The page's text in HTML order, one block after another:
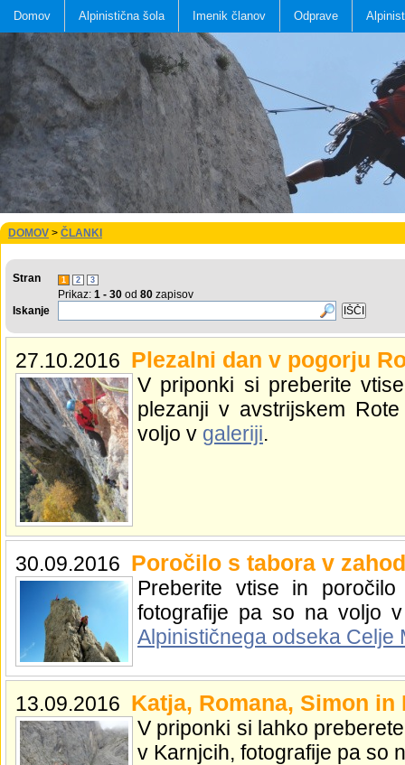
Domov Alpinistična šola Imenik članov Odprave
DOMOV > ČLANKI
Stran 1 2 3
Prikaz: 1 - 30 od 80 zapisov
Iskanje
27.10.2016 Plezalni dan v pogorju
V priponki si preberite
plezanji v avstrijskem
voljo v galeriji.
30.09.2016 Poročilo s tabora v
Preberite vtise in
fotografije pa so na voljo
Alpinističnega odseka Celje
13.09.2016 Katja, Romana, Simon
V priponki si lahko
v Karnjcih, fotografije pa so